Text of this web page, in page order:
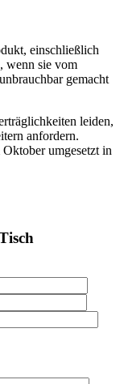
einschließlich
wenn sie vom
gemacht
leiden,
anfordern.
umgesetzt in